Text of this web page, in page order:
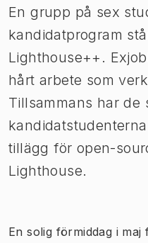
En grupp på sex
kandidatprogram
Lighthouse++.
hårt arbete som
Tillsammans har de
tillägg för open-
Lighthouse.
En solig förmiddag i